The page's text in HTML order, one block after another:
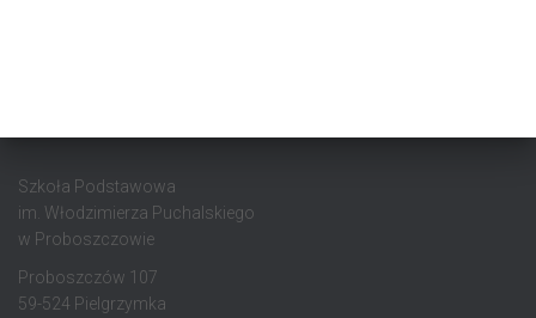
Szkoła Podstawowa
im. Włodzimierza Puchalskiego
w Proboszczowie
Proboszczów 107
59-524 Pielgrzymka